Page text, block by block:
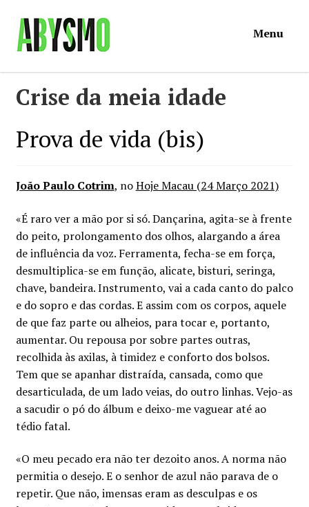
Ir
para
navegação
Saltar
para
conteúdo
Menu
Contactos
Carrinho
Minha conta
Política de privacidade
Termos e Condições
Crise da meia idade
Prova de vida (bis)
João Paulo Cotrim, noHoje Macau (24 Março 2021)
«É raro ver a mão por si só. Dançarina, agita-se à frente
do peito, prolongamento dos olhos, alargando a área
de influência da voz. Ferramenta, fecha-se em força,
desmultiplica-se em função, alicate, bisturi, seringa,
chave, bandeira. Instrumento, vai a cada canto do palco
e do sopro e das cordas. E assim com os corpos, aquele
de que faz parte ou alheios, para tocar e, portanto,
aumentar. Ou repousa por sobre partes outras,
recolhida às axilas, à timidez e conforto dos bolsos.
Tem que se apanhar distraída, cansada, como que
desarticulada, de um lado veias, do outro linhas. Vejo-as
a sacudir o pó do álbum e deixo-me vaguear até ao
tédio fatal.
«O meu pecado era não ter dezoito anos. A norma não
permitia o desejo. E o senhor de azul não parava de o
repetir. Que não, imensas eram as desculpas e os